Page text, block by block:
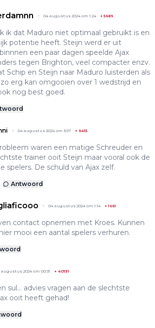
04 augustus 2024 om 1:24 + 5689
ik dat Maduro niet optimaal gebruikt is en
potentie heeft. Steijn werd er uit
een paar dagen speelde Ajax
tegen Brighton, veel compacter enzv.
Schip en Steijn naar Maduro luisterden als
erg kan omgooien over 1 wedstrijd en
nog best goed.
04 augustus 2024 om 3:57 + 9415
waren een matige Schreuder en
trainer ooit Steijn maar vooral ook de
spelers. De schuld van Ajax zelf.
Antwoord
04 augustus 2024 om 1:14 +1661
contact opnemen met Kroes. Kunnen
mooi een aantal spelers verhuren.
augustus 2024 om 00:31 + 40131
sul… advies vragen aan de slechtste
ooit heeft gehad!